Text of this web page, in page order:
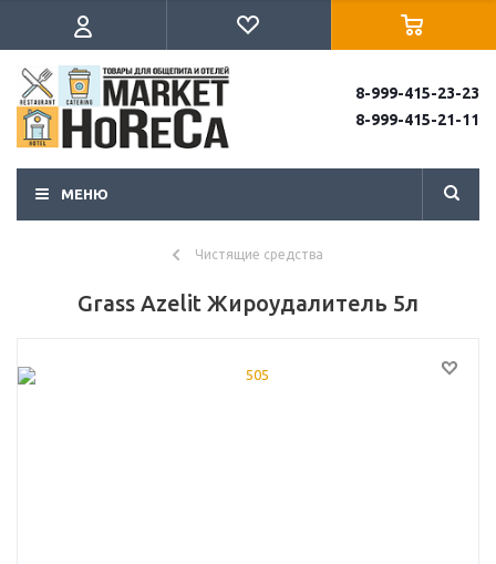
8-999-415-23-23
8-999-415-21-11
МЕНЮ
Чистящие средства
Grass Azelit Жироудалитель 5л